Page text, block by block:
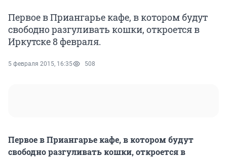
Первое в Приангарье кафе, в котором будут
свободно разгуливать кошки, откроется в
Иркутске 8 февраля.
5 февраля 2015, 16:35 508
Первое в Приангарье кафе, в котором будут
свободно разгуливать кошки, откроется в